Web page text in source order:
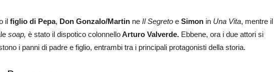
il figlio di Pepa, Don Gonzalo/Martin ne Il Segreto e Simon in Una Vita, mentre il
soap, è stato il dispotico colonnelloArturo Valverde. Ebbene, ora i due attori si
i panni di padre e figlio, entrambi tra i principali protagonisti della storia.